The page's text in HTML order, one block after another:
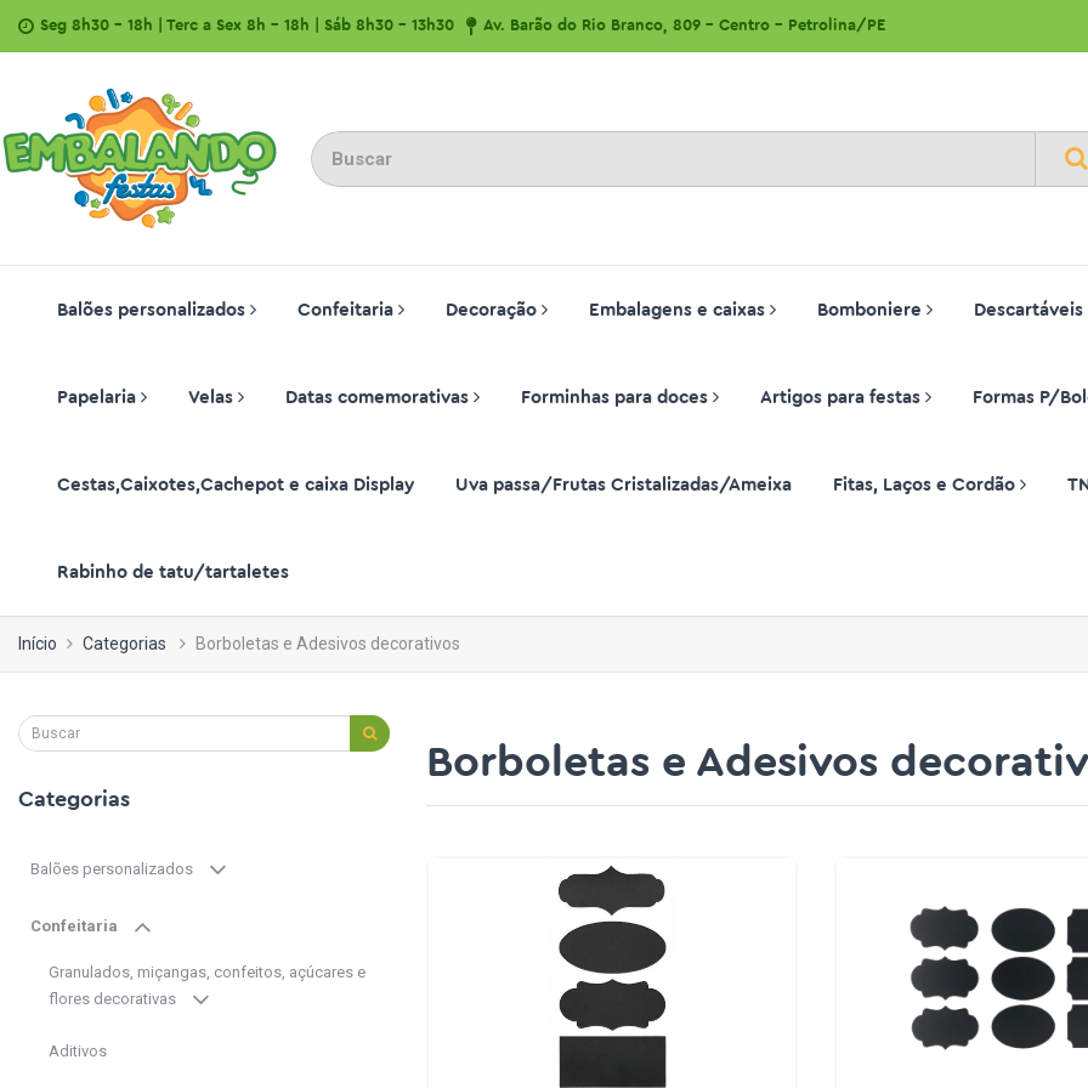
Seg 8h30 - 18h | Terc a Sex 8h - 18h | Sáb 8h30 - 13h30 Av. Barão do Rio Branco, 809 - Centro - Petrolina/PE
Balões personalizados Confeitaria Decoração Embalagens e caixas Bomboniere Descartáveis
Papelaria Velas Datas comemorativas Forminhas para doces Artigos para festas Formas P/
Cestas,Caixotes,Cachepot e caixa Display Uva passa/Frutas Cristalizadas/Ameixa Fitas, Laços e Cordão
Rabinho de tatu/tartaletes
Início Categorias Borboletas e Adesivos decorativos
Categorias
Balões personalizados
Confeitaria
Granulados, miçangas, confeitos, açúcares e
flores decorativas
Aditivos
Borboletas e Adesivos